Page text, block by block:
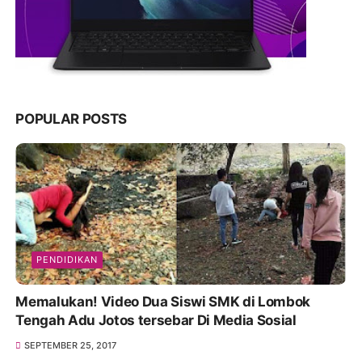
POPULAR POSTS
PENDIDIKAN
Memalukan! Video Dua Siswi SMK di Lombok
Tengah Adu Jotos tersebar Di Media Sosial
SEPTEMBER 25, 2017